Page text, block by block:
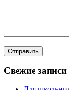
Свежие записи